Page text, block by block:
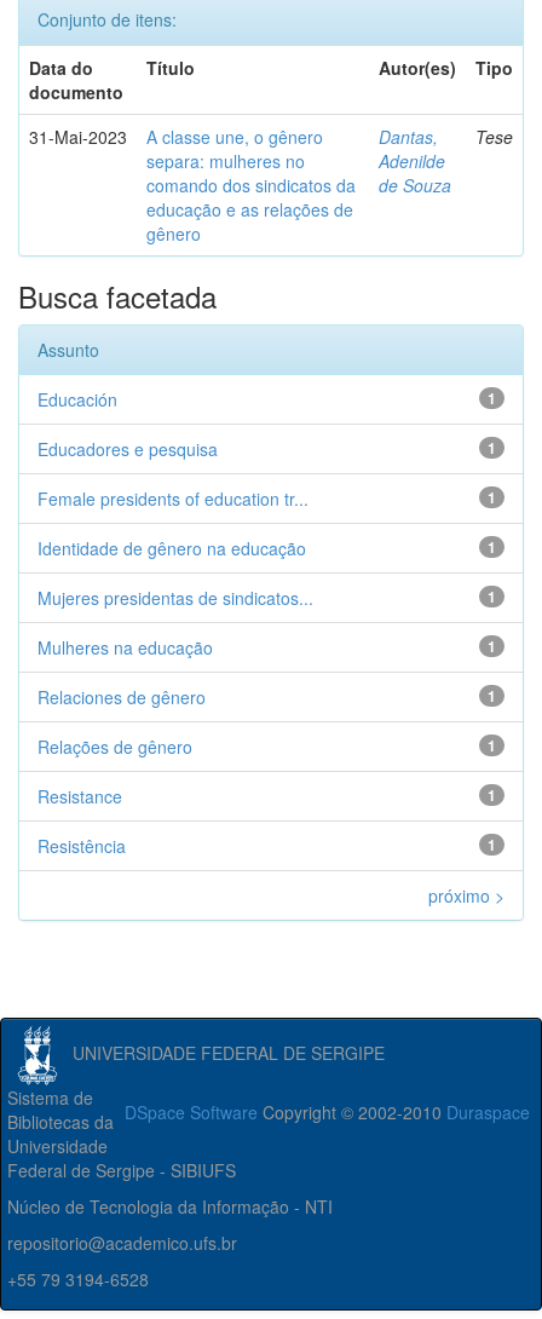
Conjunto de itens:
Data do
documento
Título Autor(es) Tipo
31-Mai-2023
A classe une, o gênero
separa: mulheres no
comando dos sindicatos da
educação e as relações de
gênero
Dantas,
Adenilde
de Souza
Tese
Busca facetada
Assunto
1
Educación
1
Educadores e pesquisa
1
Female presidents of education tr...
1
Identidade de gênero na educação
1
Mujeres presidentas de sindicatos...
1
Mulheres na educação
1
Relaciones de gênero
1
Relações de gênero
1
Resistance
1
Resistência
próximo >
UNIVERSIDADE FEDERAL DE SERGIPE
DSpace Software Copyright © 2002-2010 Duraspace
Sistema de
Bibliotecas da
Universidade
Federal de Sergipe - SIBIUFS
Núcleo de Tecnologia da Informação - NTI
repositorio@academico.ufs.br
+55 79 3194-6528